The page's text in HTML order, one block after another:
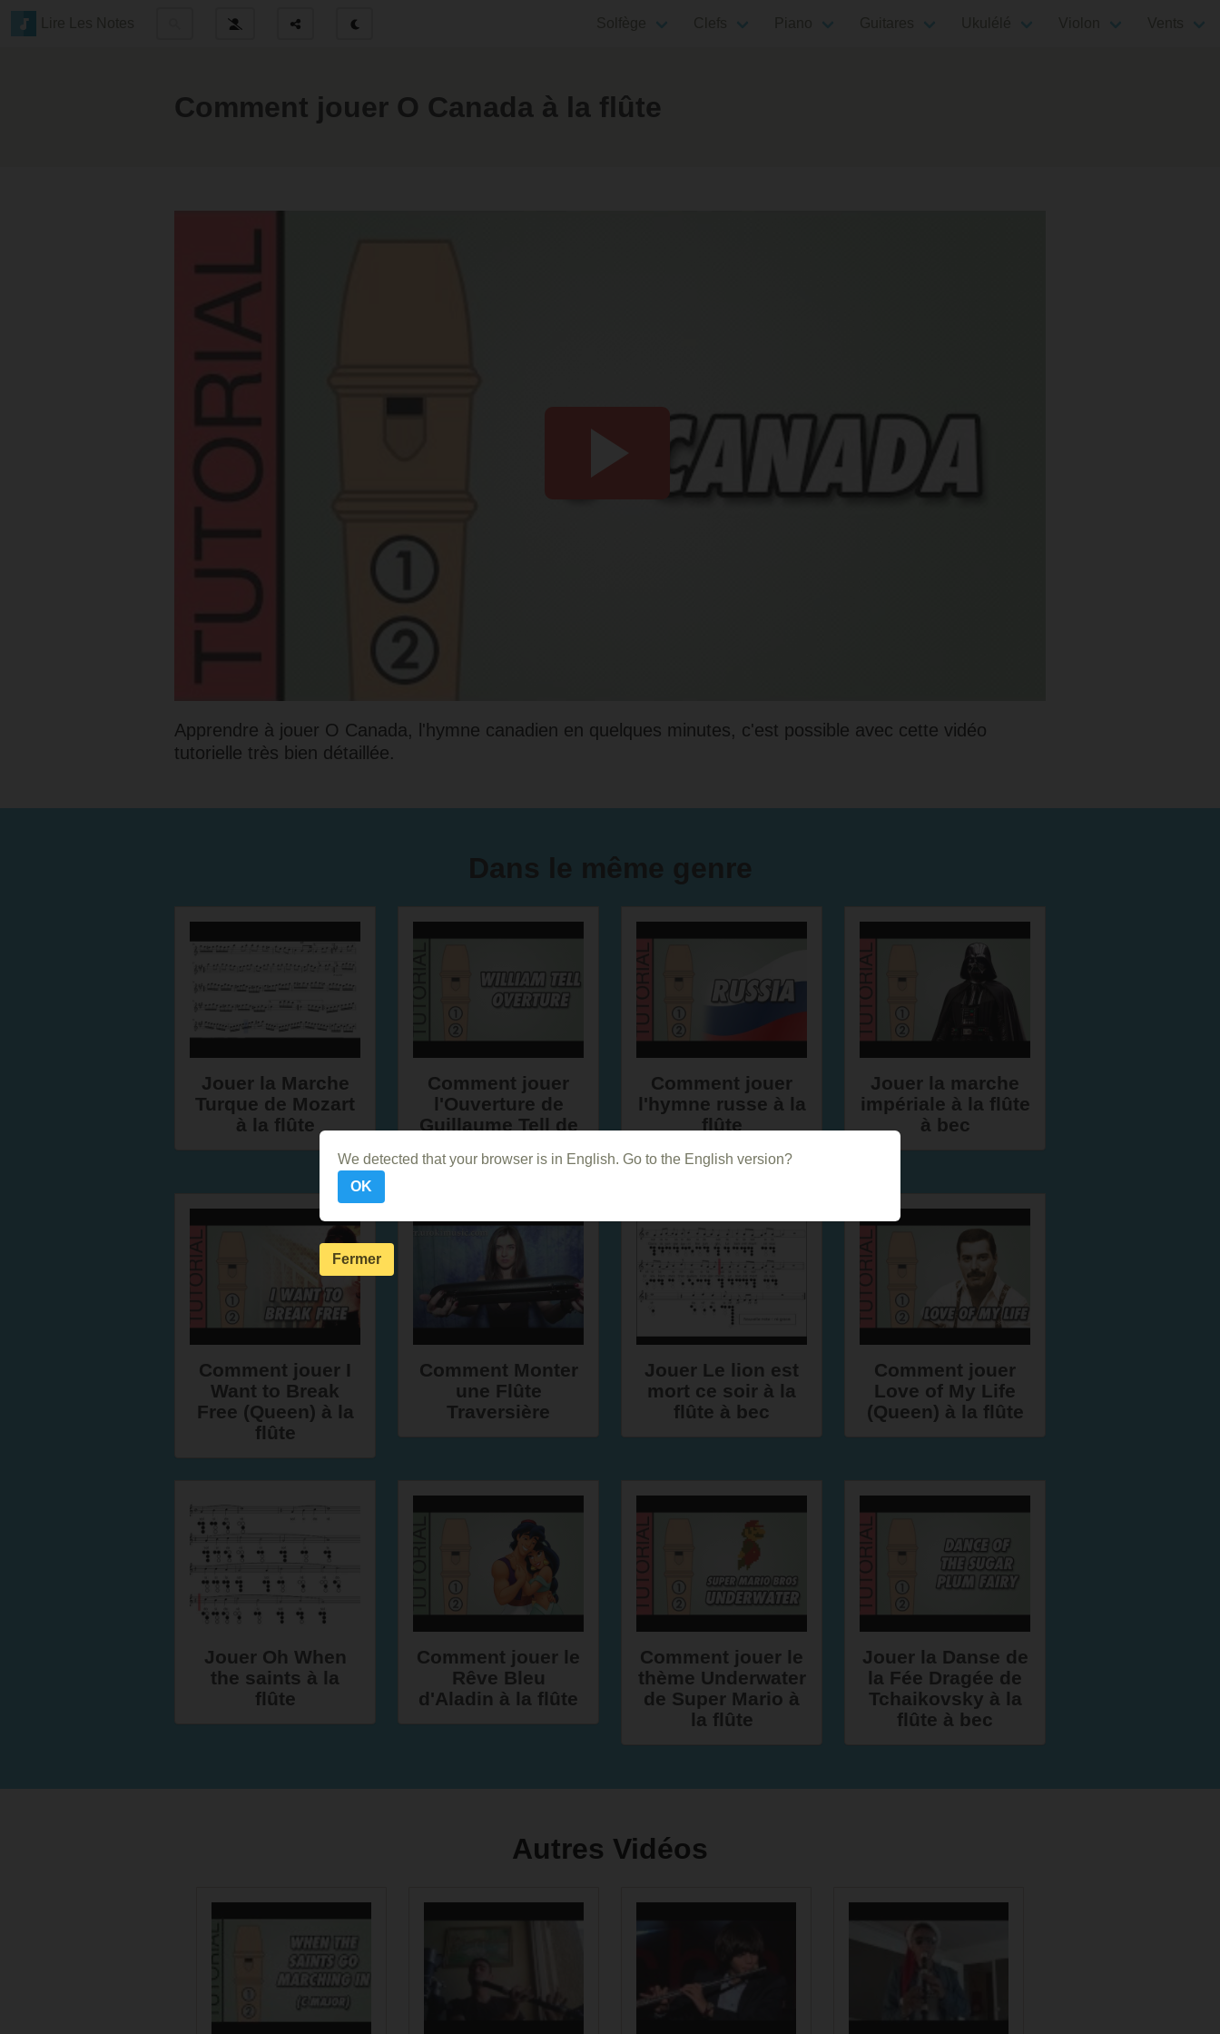
Comment jouer O Canada à la flûte
Apprendre à jouer O Canada, l'hymne canadien en quelques minutes, c'est possible avec cette vidéo
tutorielle très bien détaillée.
Jouer la Marche
Turque de Mozart
à la flûte
Comment jouer
l'Ouverture de
Guillaume Tell de
Comment jouer
l'hymne russe à la
flûte
Jouer la marche
impériale à la flûte
à bec
Comment jouer I
Want to Break
Free (Queen) à la
flûte
Comment Monter
une Flûte
Traversière
Jouer Le lion est
mort ce soir à la
flûte à bec
Comment jouer
Love of My Life
(Queen) à la flûte
Jouer Oh When
the saints à la
flûte
Comment jouer le
Rêve Bleu
d'Aladin à la flûte
Comment jouer le
thème Underwater
de Super Mario à
la flûte
Jouer la Danse de
la Fée Dragée de
Tchaikovsky à la
flûte à bec
Autres Vidéos
We detected that your browser is in English. Go to the English version?
OK
Fermer